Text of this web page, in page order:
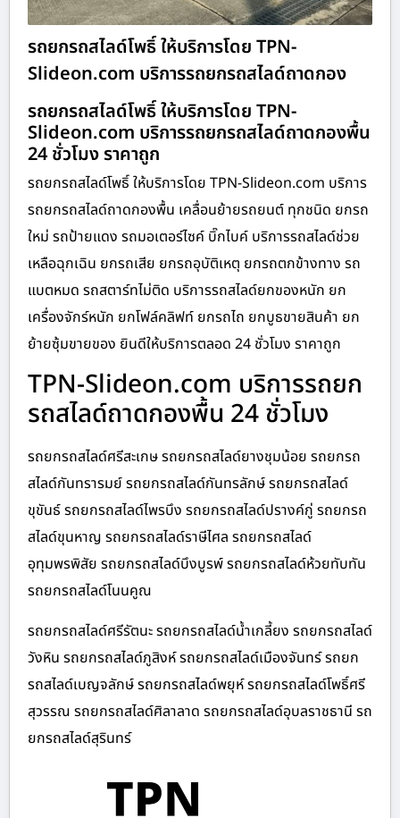
รถยกรถสไลด์โพธิ์ ให้บริการโดย TPN-
Slideon.com บริการรถยกรถสไลด์ถาดกอง
รถยกรถสไลด์โพธิ์ ให้บริการโดย TPN-
Slideon.com บริการรถยกรถสไลด์ถาดกองพื้น
24 ชั่วโมง ราคาถูก
รถยกรถสไลด์โพธิ์ ให้บริการโดย TPN-Slideon.com บริการ
รถยกรถสไลด์ถาดกองพื้น เคลื่อนย้ายรถยนต์ ทุกชนิด ยกรถ
ใหม่ รถป้ายแดง รถมอเตอร์ไซค์ บิ๊กไบค์ บริการรถสไลด์ช่วย
เหลือฉุกเฉิน ยกรถเสีย ยกรถอุบัติเหตุ ยกรถตกข้างทาง รถ
แบตหมด รถสตาร์ทไม่ติด บริการรถสไลด์ยกของหนัก ยก
เครื่องจักร์หนัก ยกโฟล์คลิฟท์ ยกรถไถ ยกบูธขายสินค้า ยก
ย้ายซุ้มขายของ ยินดีให้บริการตลอด 24 ชั่วโมง ราคาถูก
TPN-Slideon.com บริการรถยก
รถสไลด์ถาดกองพื้น 24 ชั่วโมง
รถยกรถสไลด์ศรีสะเกษ รถยกรถสไลด์ยางชุมน้อย รถยกรถ
สไลด์กันทรารมย์ รถยกรถสไลด์กันทรลักษ์ รถยกรถสไลด์
ขุขันธ์ รถยกรถสไลด์ไพรบึง รถยกรถสไลด์ปรางค์กู่ รถยกรถ
สไลด์ขุนหาญ รถยกรถสไลด์ราษีไศล รถยกรถสไลด์
อุทุมพรพิสัย รถยกรถสไลด์บึงบูรพ์ รถยกรถสไลด์ห้วยทับทัน
รถยกรถสไลด์โนนคูณ
รถยกรถสไลด์ศรีรัตนะ รถยกรถสไลด์น้ำเกลี้ยง รถยกรถสไลด์
วังหิน รถยกรถสไลด์ภูสิงห์ รถยกรถสไลด์เมืองจันทร์ รถยก
รถสไลด์เบญจลักษ์ รถยกรถสไลด์พยุห์ รถยกรถสไลด์โพธิ์ศรี
สุวรรณ รถยกรถสไลด์ศิลาลาด รถยกรถสไลด์อุบลราชธานี รถ
ยกรถสไลด์สุรินทร์